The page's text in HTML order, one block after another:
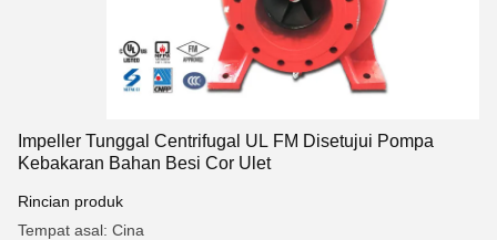
Impeller Tunggal Centrifugal UL FM Disetujui Pompa
Kebakaran Bahan Besi Cor Ulet
Rincian produk
Tempat asal: Cina